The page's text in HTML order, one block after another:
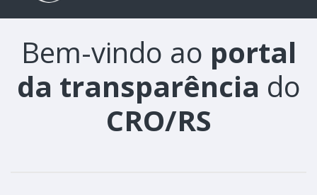
Bem-vindo ao portal
da transparência do
CRO/RS